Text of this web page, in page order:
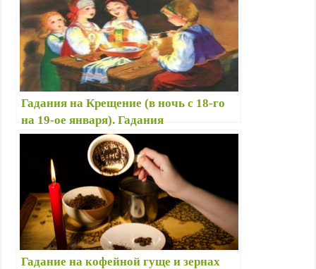
Гадания на Крещение (в ночь с 18-го
на 19-ое января). Гадания
прабабушек…
Гадание на кофейной гуще и зернах